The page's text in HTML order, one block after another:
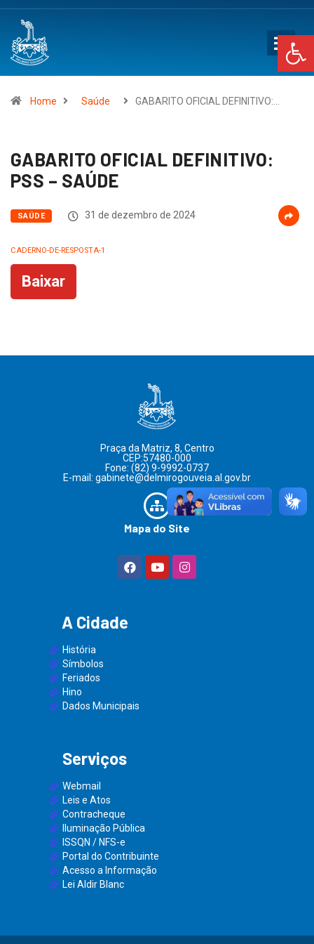
Home Saúde GABARITO OFICIAL DEFINITIVO:…
GABARITO OFICIAL DEFINITIVO:
PSS – SAÚDE
SAÚDE 31 de dezembro de 2024
CADERNO-DE-RESPOSTA-1
Baixar
Praça da Matriz, 8, Centro
CEP:57480-000
Fone: (82) 9-9992-0737
E-mail: gabinete@delmirogouveia.al.gov.br
Mapa do Site
A Cidade
História
Símbolos
Feriados
Hino
Dados Municipais
Serviços
Webmail
Leis e Atos
Contracheque
Iluminação Pública
ISSQN / NFS-e
Portal do Contribuinte
Acesso a Informação
Lei Aldir Blanc